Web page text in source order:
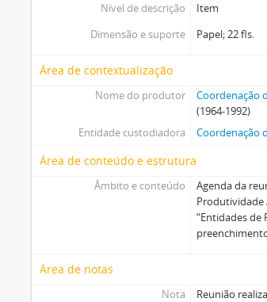
Nível de descrição
Item
Dimensão e suporte
Papel; 22 fls.
Área de contextualização
Nome do produtor
Coordenação
(1964-1992)
Entidade custodiadora
Coordenação
Área de conteúdo e estrutura
Âmbito e conteúdo
Agenda da
Produtividade
“Entidades de
Área de notas
Nota
Reunião